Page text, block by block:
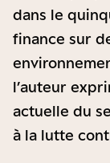
dans le
finance sur
l’auteur
actuelle du
à la lutte